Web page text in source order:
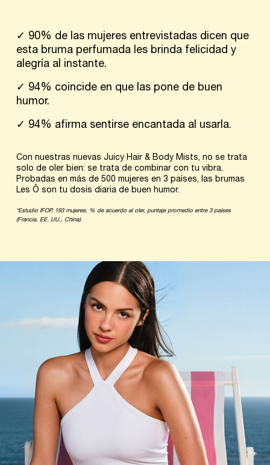
✓ 90% de las mujeres entrevistadas dicen que
esta bruma perfumada les brinda felicidad y
alegría al instante.​
✓ 94% coincide en que las pone de buen
humor.​
✓ 94% afirma sentirse encantada al usarla.​
Con nuestras nuevas Juicy Hair & Body Mists, no se trata
solo de oler bien: se trata de combinar con tu vibra.
Probadas en más de 500 mujeres en 3 países, las brumas
Les Ô son tu dosis diaria de buen humor.​
*Estudio IFOP, 193 mujeres, % de acuerdo al oler, puntaje promedio entre 3 países
(Francia, EE. UU., China)​.
pdp-section-full-two-columns-image_layout